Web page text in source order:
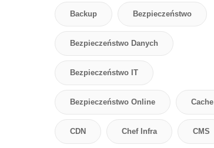
Backup Bezpieczeństwo
Bezpieczeństwo Danych
Bezpieczeństwo IT
Bezpieczeństwo Online Cache
CDN Chef Infra CMS